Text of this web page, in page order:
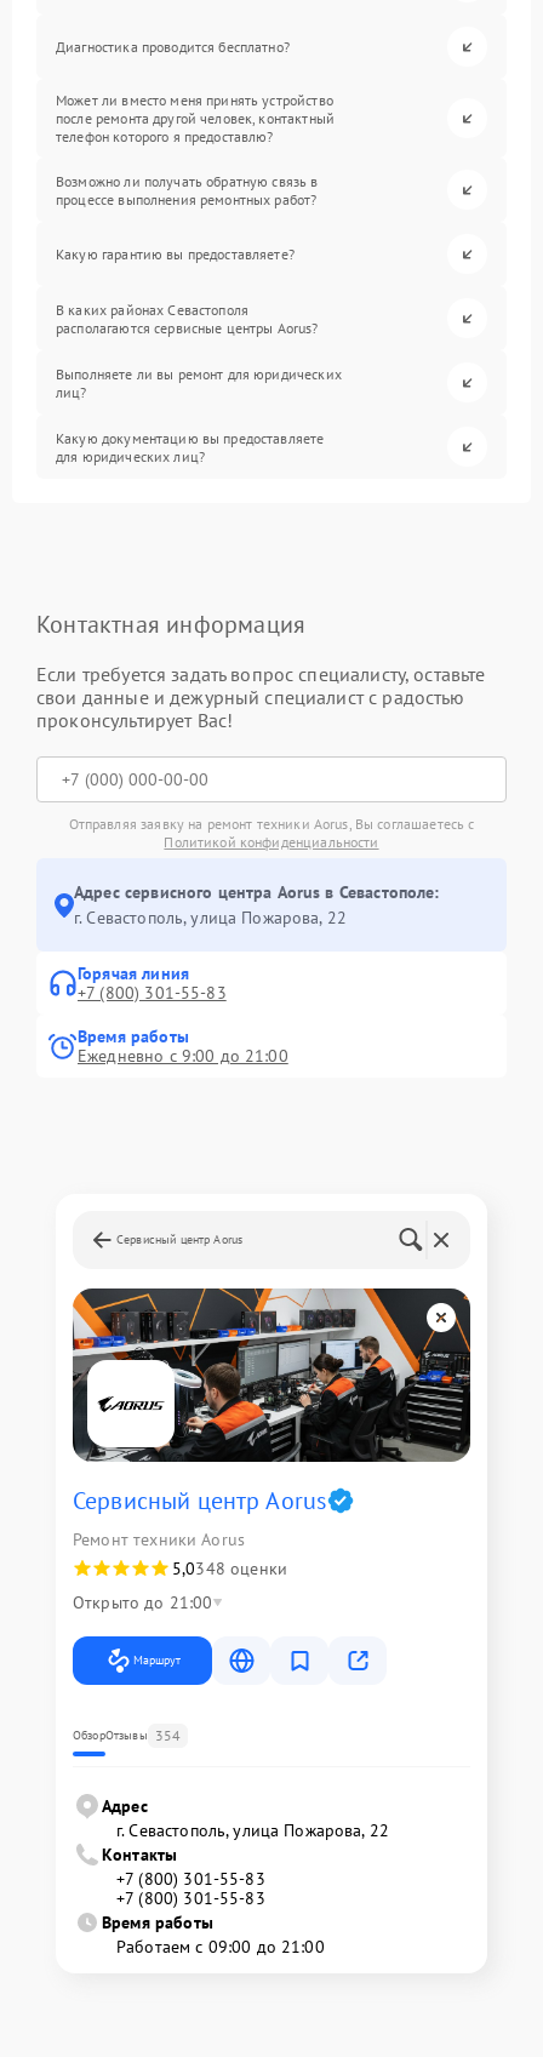
Диагностика проводится бесплатно?
Может ли вместо меня принять устройство
после ремонта другой человек, контактный
телефон которого я предоставлю?
Возможно ли получать обратную связь в
процессе выполнения ремонтных работ?
Какую гарантию вы предоставляете?
В каких районах Севастополя
располагаются сервисные центры Aorus?
Выполняете ли вы ремонт для юридических
лиц?
Какую документацию вы предоставляете
для юридических лиц?
Контактная информация
Если требуется задать вопрос специалисту, оставьте
свои данные и дежурный специалист с радостью
проконсультирует Вас!
Отправляя заявку на ремонт техники Aorus, Вы соглашаетесь с
Политикой конфиденциальности
Адрес сервисного центра Aorus в Севастополе:
г. Севастополь, улица Пожарова, 22
Горячая линия
+7 (800) 301-55-83
Время работы
Ежедневно с 9:00 до 21:00
Сервисный центр Aorus
Сервисный центр Aorus
Ремонт техники Aorus
5,0348 оценки
Открыто до 21:00
Маршрут
ОбзорОтзывы 354
Адрес
г. Севастополь, улица Пожарова, 22
Контакты
+7 (800) 301-55-83
+7 (800) 301-55-83
Время работы
Работаем с 09:00 до 21:00